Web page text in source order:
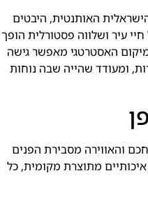
האותנטית, היבטים
עיר ושלווה פסטורלית הופך
האסטרטגי מאפשר גישה
ומעודד שהייה שבה נוחות
והאווירה מסבירת הפנים
מתוצרת מקומית, כל